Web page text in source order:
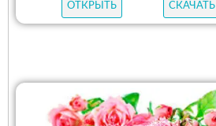
ОТКРЫТЬ СКАЧАТЬ